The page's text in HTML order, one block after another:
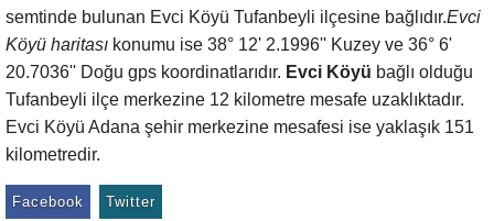
semtinde bulunan Evci Köyü Tufanbeyli ilçesine bağlıdır.Evci
Köyü haritası konumu ise 38° 12' 2.1996'' Kuzey ve 36° 6'
20.7036'' Doğu gps koordinatlarıdır. Evci Köyü bağlı olduğu
Tufanbeyli ilçe merkezine 12 kilometre mesafe uzaklıktadır.
Evci Köyü Adana şehir merkezine mesafesi ise yaklaşık 151
kilometredir.
Facebook Twitter